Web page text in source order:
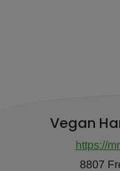
Vegan
https://
8807